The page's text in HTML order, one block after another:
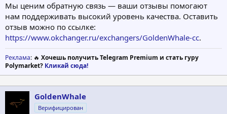
Мы ценим обратную связь — ваши отзывы помогают
нам поддерживать высокий уровень качества. Оставить
отзыв можно по ссылке:
https://www.okchanger.ru/exchangers/GoldenWhale-cc.
Реклама: 🔥 Хочешь получить Telegram Premium и стать гуру
Polymarket? Кликай сюда!
GoldenWhale
Верифицирован